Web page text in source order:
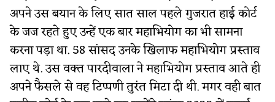
अपने उस बयान के लिए सात साल पहले गुजरात हाई कोर्ट
के जज रहते हुए उन्हें एक बार महाभियोग का भी सामना
करना पड़ा था. 58 सांसद उनके खिलाफ महाभियोग प्रस्ताव
लाए थे. उस वक्त पारदीवाला ने महाभियोग प्रस्ताव आते ही
अपने फैसले से वह टिप्पणी तुरंत मिटा दी थी. मगर वही बात